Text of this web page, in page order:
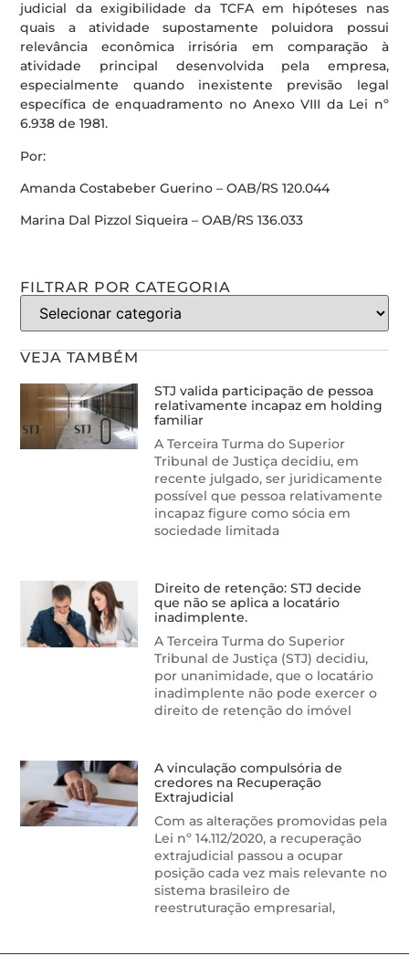
judicial da exigibilidade da TCFA em hipóteses nas
quais a atividade supostamente poluidora possui
relevância econômica irrisória em comparação à
atividade principal desenvolvida pela empresa,
especialmente quando inexistente previsão legal
específica de enquadramento no Anexo VIII da Lei nº
6.938 de 1981.
Por:
Amanda Costabeber Guerino – OAB/RS 120.044
Marina Dal Pizzol Siqueira – OAB/RS 136.033
FILTRAR POR CATEGORIA
VEJA TAMBÉM
STJ valida participação de pessoa
relativamente incapaz em holding
familiar
A Terceira Turma do Superior
Tribunal de Justiça decidiu, em
recente julgado, ser juridicamente
possível que pessoa relativamente
incapaz figure como sócia em
sociedade limitada
Direito de retenção: STJ decide
que não se aplica a locatário
inadimplente.
A Terceira Turma do Superior
Tribunal de Justiça (STJ) decidiu,
por unanimidade, que o locatário
inadimplente não pode exercer o
direito de retenção do imóvel
A vinculação compulsória de
credores na Recuperação
Extrajudicial
Com as alterações promovidas pela
Lei nº 14.112/2020, a recuperação
extrajudicial passou a ocupar
posição cada vez mais relevante no
sistema brasileiro de
reestruturação empresarial,